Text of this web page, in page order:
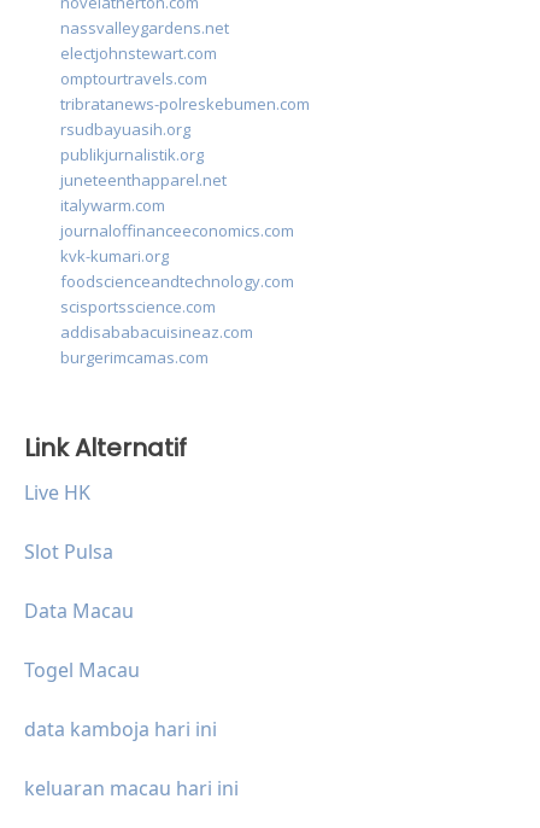
nassvalleygardens.net
electjohnstewart.com
omptourtravels.com
tribratanews-polreskebumen.com
rsudbayuasih.org
publikjurnalistik.org
juneteenthapparel.net
italywarm.com
journaloffinanceeconomics.com
kvk-kumari.org
foodscienceandtechnology.com
scisportsscience.com
addisababacuisineaz.com
burgerimcamas.com
Link Alternatif
Live HK
Slot Pulsa
Data Macau
Togel Macau
data kamboja hari ini
keluaran macau hari ini